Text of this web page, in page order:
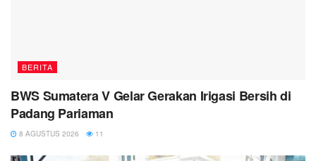
BERITA
BWS Sumatera V Gelar Gerakan Irigasi Bersih di
Padang Pariaman
8 AGUSTUS 2026 11